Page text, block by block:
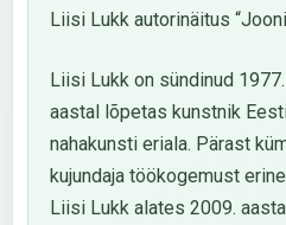
Liisi Lukk autorinäitus
Liisi Lukk on sündinud
aastal lõpetas kunstnik
nahakunsti eriala. Pärast
kujundaja töökogemust
Liisi Lukk alates 2009.